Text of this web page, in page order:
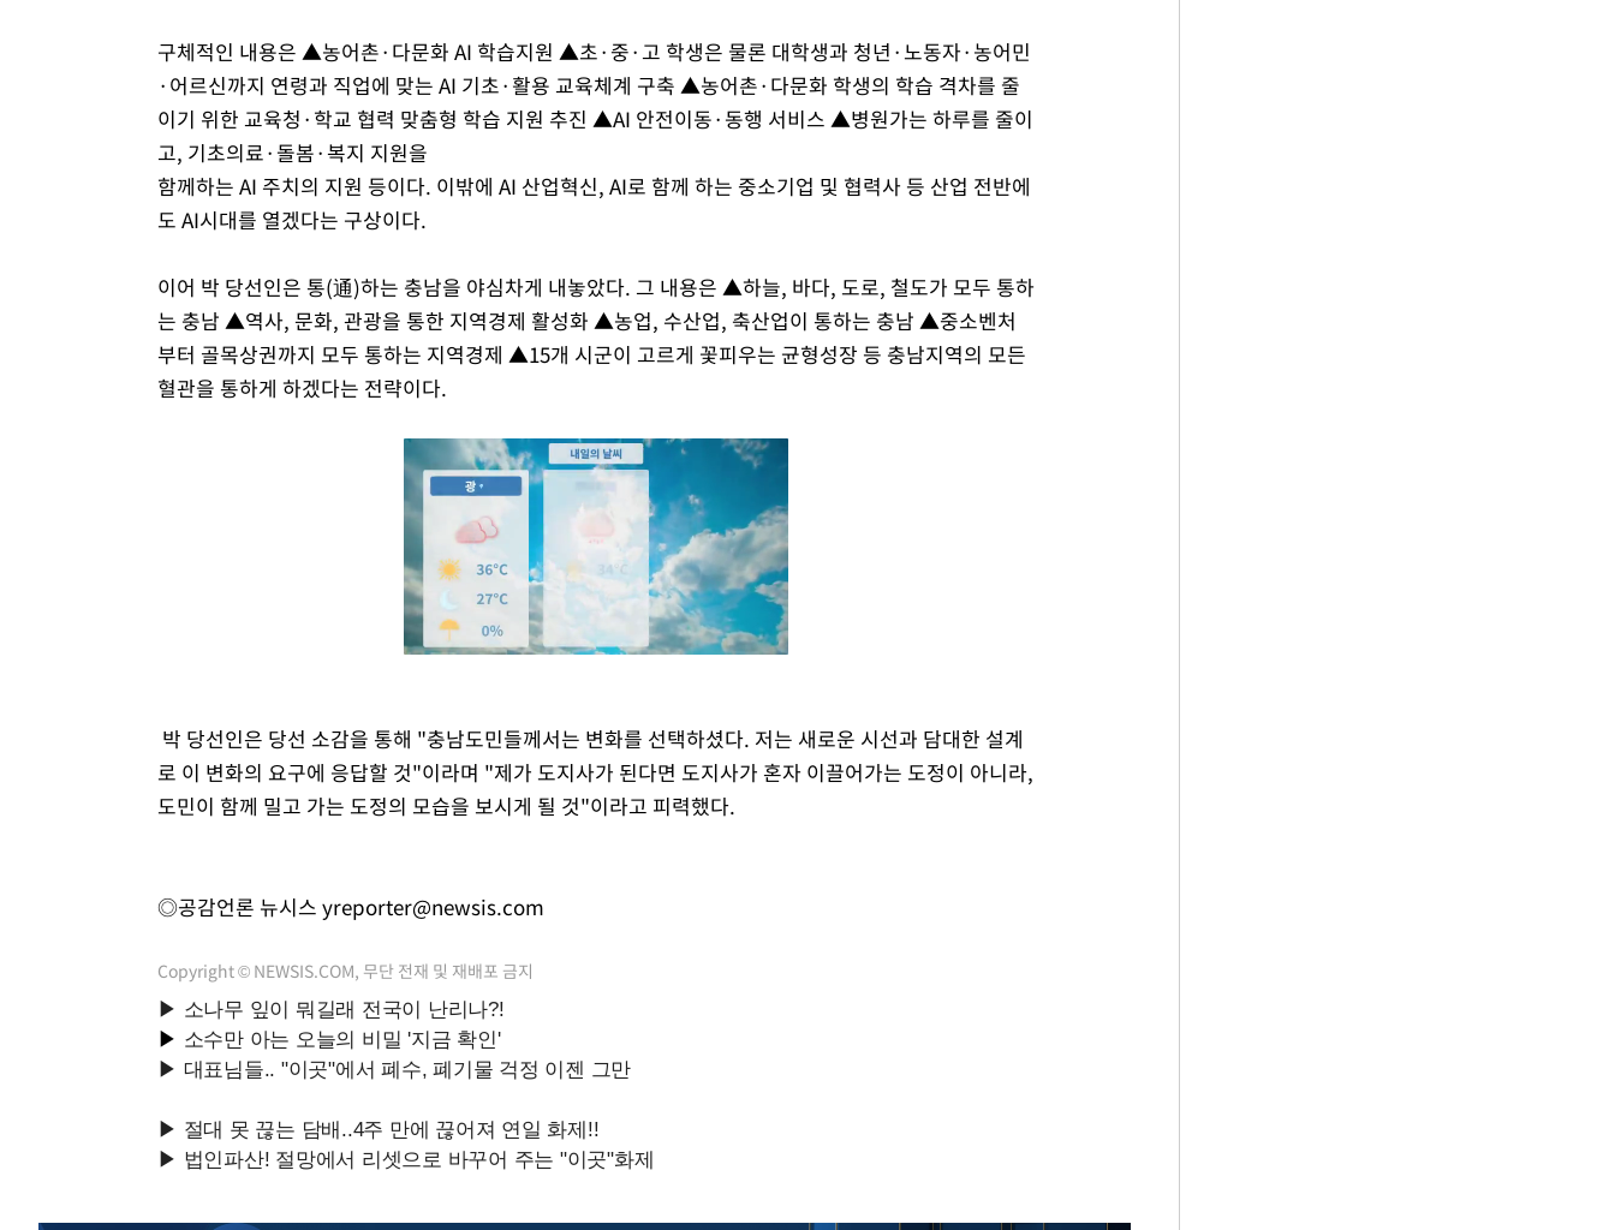
구체적인 내용은 ▲농어촌·다문화 AI 학습지원 ▲초·중·고 학생은 물론 대학생과 청년·노동자·농어민
·어르신까지 연령과 직업에 맞는 AI 기초·활용 교육체계 구축 ▲농어촌·다문화 학생의 학습 격차를 줄
이기 위한 교육청·학교 협력 맞춤형 학습 지원 추진 ▲AI 안전이동·동행 서비스 ▲병원가는 하루를 줄이
고, 기초의료·돌봄·복지 지원을
함께하는 AI 주치의 지원 등이다. 이밖에 AI 산업혁신, AI로 함께 하는 중소기업 및 협력사 등 산업 전반에
도 AI시대를 열겠다는 구상이다.
이어 박 당선인은 통(通)하는 충남을 야심차게 내놓았다. 그 내용은 ▲하늘, 바다, 도로, 철도가 모두 통하
는 충남 ▲역사, 문화, 관광을 통한 지역경제 활성화 ▲농업, 수산업, 축산업이 통하는 충남 ▲중소벤처
부터 골목상권까지 모두 통하는 지역경제 ▲15개 시군이 고르게 꽃피우는 균형성장 등 충남지역의 모든
혈관을 통하게 하겠다는 전략이다.
Mute
박 당선인은 당선 소감을 통해 "충남도민들께서는 변화를 선택하셨다. 저는 새로운 시선과 담대한 설계
로 이 변화의 요구에 응답할 것"이라며 "제가 도지사가 된다면 도지사가 혼자 이끌어가는 도정이 아니라,
도민이 함께 밀고 가는 도정의 모습을 보시게 될 것"이라고 피력했다.
◎공감언론 뉴시스 yreporter@newsis.com
Copyright © NEWSIS.COM, 무단 전재 및 재배포 금지